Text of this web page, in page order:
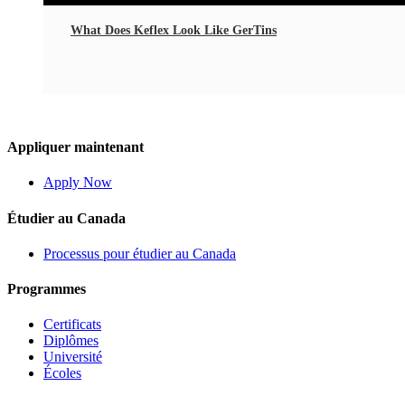
What Does Keflex Look Like GerTins
Appliquer maintenant
Apply Now
Étudier au Canada
Processus pour étudier au Canada
Programmes
Certificats
Diplômes
Université
Écoles